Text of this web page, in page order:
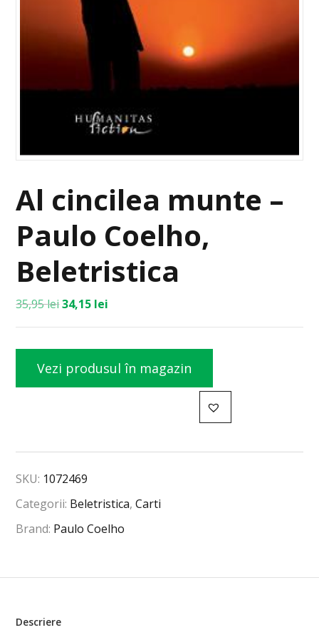
Al cincilea munte –
Paulo Coelho,
Beletristica
35,95lei34,15 lei
Vezi produsul în magazin
SKU: 1072469
Categorii: Beletristica,Carti
Brand: Paulo Coelho
Descriere